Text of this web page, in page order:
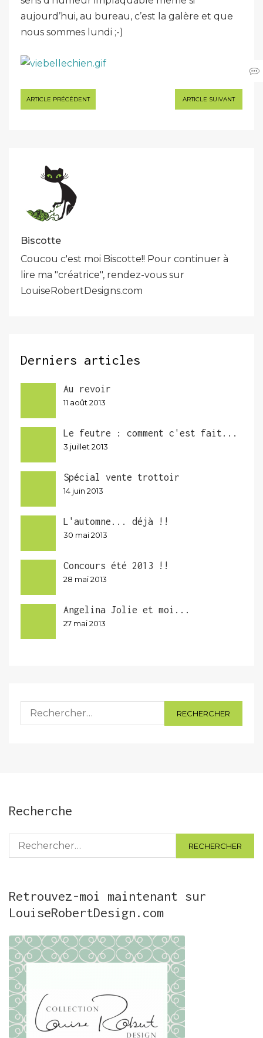
aujourd’hui, au bureau, c’est la galère et que
nous sommes lundi ;-)
Navigation
de
ARTICLE PRÉCÉDENT ARTICLE SUIVANT
Biscotte
Coucou c'est moi Biscotte!! Pour continuer à
lire ma "créatrice", rendez-vous sur
LouiseRobertDesigns.com
Derniers articles
Au revoir
11 août 2013
Le feutre : comment c'est fait...
3 juillet 2013
Spécial vente trottoir
14 juin 2013
L'automne... déjà !!
30 mai 2013
Concours été 2013 !!
28 mai 2013
Angelina Jolie et moi...
27 mai 2013
Rechercher :
Recherche
Rechercher :
Retrouvez-moi maintenant sur
LouiseRobertDesign.com